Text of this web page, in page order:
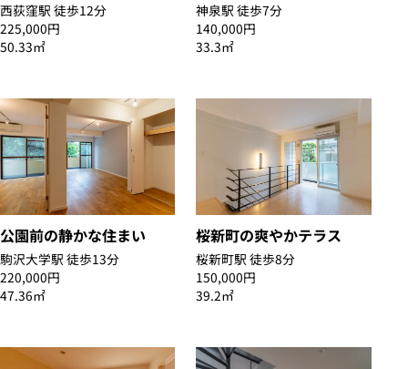
西荻窪駅 徒歩12分
225,000円
50.33㎡
神泉駅 徒歩7分
140,000円
33.3㎡
公園前の静かな住まい
駒沢大学駅 徒歩13分
220,000円
47.36㎡
桜新町の爽やかテラス
桜新町駅 徒歩8分
150,000円
39.2㎡